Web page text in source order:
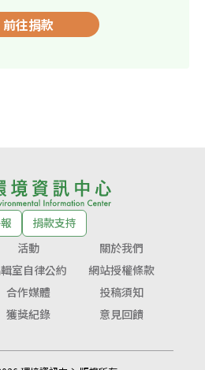
前往捐款
捐款支持
活動
關於我們
室自律公約
網站授權條款
合作媒體
投稿須知
獲獎紀錄 意見回饋